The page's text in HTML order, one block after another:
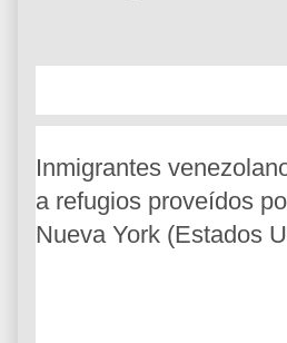
Inmigrantes
a refugios proveídos
Nueva York (Estados